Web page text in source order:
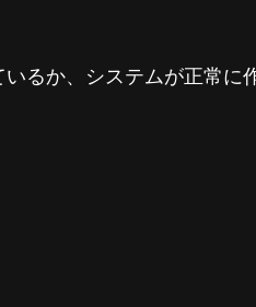
るか、システムが正常に